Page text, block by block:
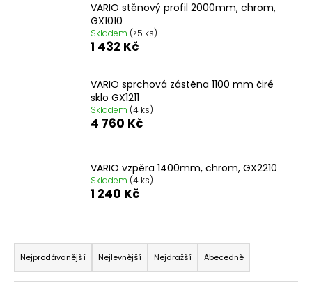
VARIO stěnový profil 2000mm, chrom,
GX1010
Skladem (>5 ks)
1 432 Kč
VARIO sprchová zástěna 1100 mm čiré
sklo GX1211
Skladem (4 ks)
4 760 Kč
VARIO vzpěra 1400mm, chrom, GX2210
Skladem (4 ks)
1 240 Kč
Ř
a
z
Nejprodávanější Nejlevnější Nejdražší Abecedně